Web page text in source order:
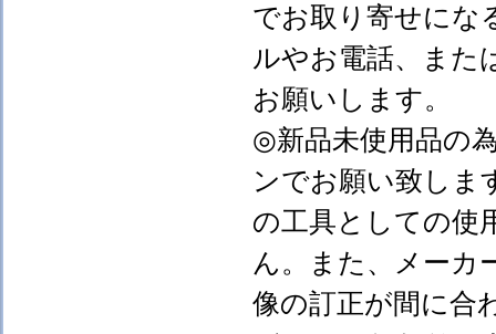
でお取り寄せにな
ルやお電話、また
お願いします。
◎新品未使用品の
ンでお願い致しま
の工具としての使
ん。また、メーカ
像の訂正が間に合